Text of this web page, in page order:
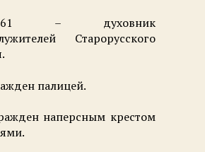
– духовник
Старорусского
палицей.
наперсным крестом